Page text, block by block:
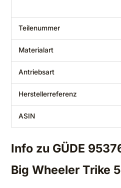
Teilenummer
Materialart
Antriebsart
Herstellerreferenz
ASIN
Info zu GÜDE
Big Wheeler Trike